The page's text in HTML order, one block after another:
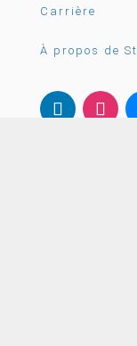
Carrière
À propos de